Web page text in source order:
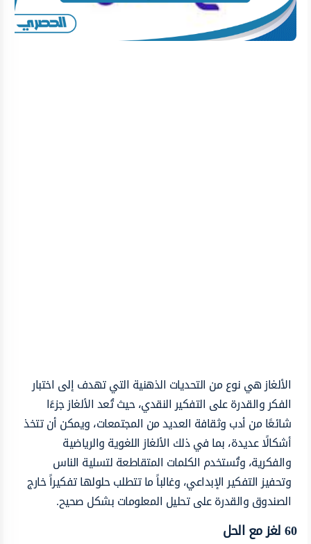
الألغاز هي نوع من التحديات الذهنية التي تهدف إلى اختبار
الفكروالقدرة على التفكير النقدي، حيث تُعد الألغاز جزءًا
شائعًامنأدبوثقافة العديد من المجتمعات،ويمكنأنتتخذ
أشكالًاعديدة، بما في ذلك الألغازاللغويةوالرياضية
والفكرية، وتُستخدم الكلمات المتقاطعةلتسلية الناس
وتحفيزالتفكيرالإبداعي،وغالباًما تتطلب حلولهاتفكيراًخارج
الصندوق والقدرة على تحليل المعلومات بشكلصحيح.
60 لغز مع الحل